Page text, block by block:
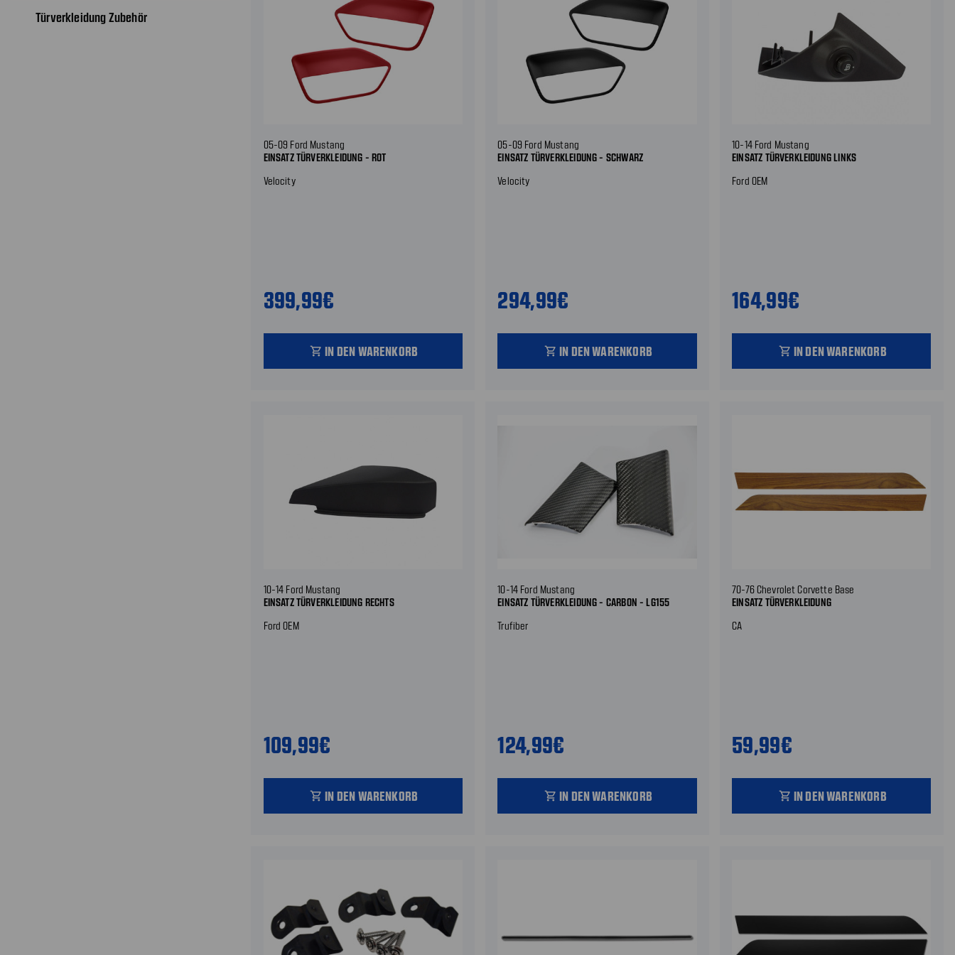
Türverkleidung Zubehör
05-09 Ford Mustang
EINSATZ TÜRVERKLEIDUNG - ROT
Velocity
399,99€
shopping_cart IN DEN WARENKORB
05-09 Ford Mustang
EINSATZ TÜRVERKLEIDUNG - SCHWARZ
Velocity
294,99€
shopping_cart IN DEN WARENKORB
10-14 Ford Mustang
EINSATZ TÜRVERKLEIDUNG LINKS
Ford OEM
164,99€
shopping_cart IN DEN WARENKORB
10-14 Ford Mustang
EINSATZ TÜRVERKLEIDUNG RECHTS
Ford OEM
109,99€
shopping_cart IN DEN WARENKORB
10-14 Ford Mustang
EINSATZ TÜRVERKLEIDUNG - CARBON - LG155
Trufiber
124,99€
shopping_cart IN DEN WARENKORB
70-76 Chevrolet Corvette Base
EINSATZ TÜRVERKLEIDUNG
CA
59,99€
shopping_cart IN DEN WARENKORB